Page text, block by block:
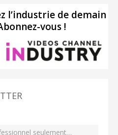
l’industrie de demain
vous !